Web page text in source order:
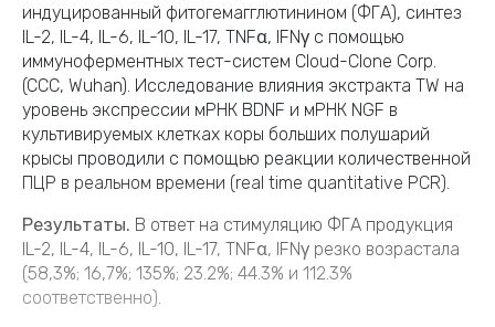
индуцированный фитогемагглютинином (ФГА), синтез
IL-2, IL-4, IL-6, IL-10, IL-17, TNFα, IFNγ с помощью
иммуноферментных тест-систем Cloud-Clone Corp.
(CCC, Wuhan). Исследование влияния экстракта TW на
уровень экспрессии мРНК BDNF и мРНК NGF в
культивируемых клетках коры больших полушарий
крысы проводили с помощью реакции количественной
ПЦР в реальном времени (real time quantitative PCR).
Результаты. В ответ на стимуляцию ФГА продукция
IL-2, IL-4, IL-6, IL-10, IL-17, TNFα, IFNγ резко возрастала
(58,3%; 16,7%; 135%; 23.2%; 44.3% и 112.3%
соответственно).